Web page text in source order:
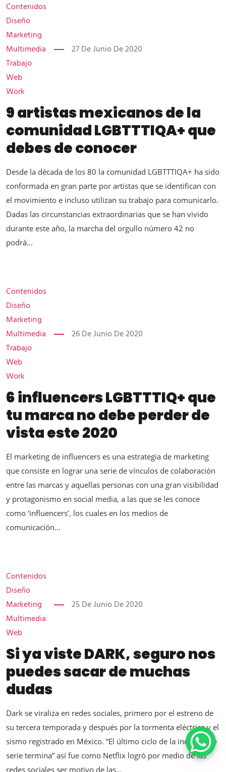
Contenidos
Diseño
Marketing
Multimedia
Trabajo
Web
Work
27 De Junio De 2020
9 artistas mexicanos de la
comunidad LGBTTTIQA+ que
debes de conocer
Desde la década de los 80 la comunidad LGBTTTIQA+ ha sido
conformada en gran parte por artistas que se identifican con
el movimiento e incluso utilizan su trabajo para comunicarlo.
Dadas las circunstancias extraordinarias que se han vivido
durante este año, la marcha del orgullo número 42 no
podrá...
Contenidos
Diseño
Marketing
Multimedia
Trabajo
Web
Work
26 De Junio De 2020
6 influencers LGBTTTIQ+ que
tu marca no debe perder de
vista este 2020
El marketing de influencers es una estrategia de marketing
que consiste en lograr una serie de vínculos de colaboración
entre las marcas y aquellas personas con una gran visibilidad
y protagonismo en social media, a las que se les conoce
como ‘influencers’, los cuales en los medios de
comunicación...
Contenidos
Diseño
Marketing
Multimedia
Web
25 De Junio De 2020
Si ya viste DARK, seguro nos
puedes sacar de muchas
dudas
Dark se viraliza en redes sociales, primero por el estreno de
su tercera temporada y después por la tormenta eléctrica y el
sismo registrado en México. “El último ciclo de la inquietante
serie termina” así fue como Netflix logró por medio de las
redes sociales ser motivo de las...